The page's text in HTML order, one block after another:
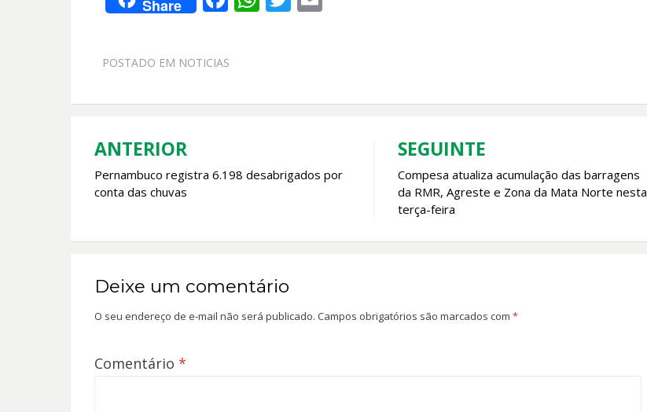
Share
b
o A
POSTADO EM NOTICIAS
Navegação
de
ANTERIOR
Pernambuco registra 6.198 desabrigados por
conta das chuvas
SEGUINTE
Compesa atualiza acumulação das barragens
da RMR, Agreste e Zona da Mata Norte nesta
terça-feira
Deixe um comentário
O seu endereço de e-mail não será publicado. Campos obrigatórios são marcados com *
Comentário *